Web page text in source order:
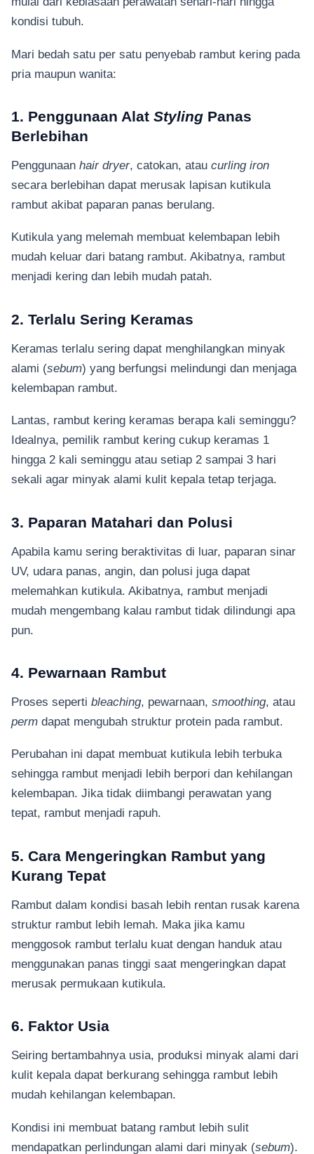
kondisi tubuh.
Mari bedah satu per satu penyebab rambut kering pada
pria maupun wanita:
1. Penggunaan Alat Styling Panas
Berlebihan
Penggunaan hair dryer, catokan, atau curling iron
secara berlebihan dapat merusak lapisan kutikula
rambut akibat paparan panas berulang.
Kutikula yang melemah membuat kelembapan lebih
mudah keluar dari batang rambut. Akibatnya, rambut
menjadi kering dan lebih mudah patah.
2. Terlalu Sering Keramas
Keramas terlalu sering dapat menghilangkan minyak
alami (sebum) yang berfungsi melindungi dan menjaga
kelembapan rambut.
Lantas, rambut kering keramas berapa kali seminggu?
Idealnya, pemilik rambut kering cukup keramas 1
hingga 2 kali seminggu atau setiap 2 sampai 3 hari
sekali agar minyak alami kulit kepala tetap terjaga.
3. Paparan Matahari dan Polusi
Apabila kamu sering beraktivitas di luar, paparan sinar
UV, udara panas, angin, dan polusi juga dapat
melemahkan kutikula. Akibatnya, rambut menjadi
mudah mengembang kalau rambut tidak dilindungi apa
pun.
4. Pewarnaan Rambut
Proses seperti bleaching, pewarnaan, smoothing, atau
perm dapat mengubah struktur protein pada rambut.
Perubahan ini dapat membuat kutikula lebih terbuka
sehingga rambut menjadi lebih berpori dan kehilangan
kelembapan. Jika tidak diimbangi perawatan yang
tepat, rambut menjadi rapuh.
5. Cara Mengeringkan Rambut yang
Kurang Tepat
Rambut dalam kondisi basah lebih rentan rusak karena
struktur rambut lebih lemah. Maka jika kamu
menggosok rambut terlalu kuat dengan handuk atau
menggunakan panas tinggi saat mengeringkan dapat
merusak permukaan kutikula.
6. Faktor Usia
Seiring bertambahnya usia, produksi minyak alami dari
kulit kepala dapat berkurang sehingga rambut lebih
mudah kehilangan kelembapan.
Kondisi ini membuat batang rambut lebih sulit
mendapatkan perlindungan alami dari minyak (sebum).